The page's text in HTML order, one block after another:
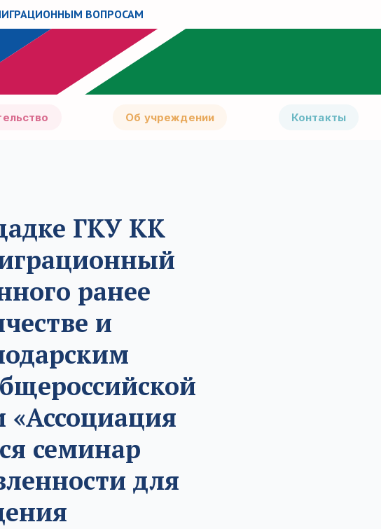
ВОПРОСАМ
Об учреждении Контакты
ГКУ КК
ранее
и
семинар
для